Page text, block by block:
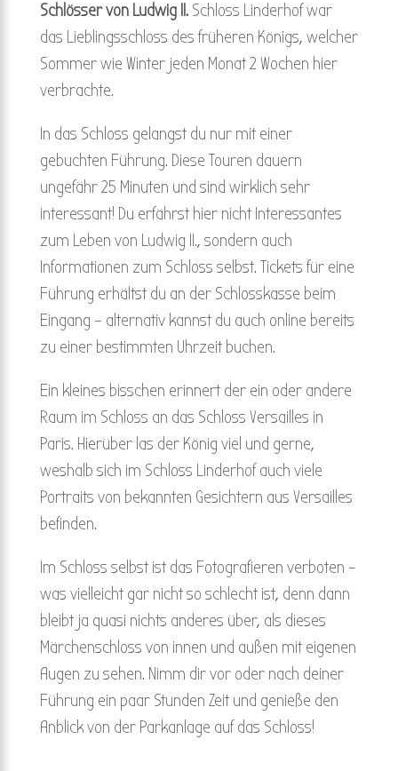
Schlösser von Ludwig II.Schloss Linderhof war
das Lieblingsschloss des früheren Königs, welcher
Sommer wie Winter jeden Monat 2 Wochen hier
verbrachte.
In das Schloss gelangst du nur mit einer
gebuchten Führung. Diese Touren dauern
ungefähr 25 Minuten und sind wirklich sehr
interessant! Du erfährst hier nicht Interessantes
zum Leben von Ludwig II., sondern auch
Informationen zum Schloss selbst. Tickets für eine
Führung erhältst du an der Schlosskasse beim
Eingang – alternativ kannst du auch online bereits
zu einer bestimmten Uhrzeit buchen.
Ein kleines bisschen erinnert der ein oder andere
Raum im Schloss an das Schloss Versailles in
Paris. Hierüber las der König viel und gerne,
weshalb sich im Schloss Linderhof auch viele
Portraits von bekannten Gesichtern aus Versailles
befinden.
Im Schloss selbst ist das Fotografieren verboten –
was vielleicht gar nicht so schlecht ist, denn dann
bleibt ja quasi nichts anderes über, als dieses
Märchenschloss von innen und außen mit eigenen
Augen zu sehen. Nimm dir vor oder nach deiner
Führung ein paar Stunden Zeit und genieße den
Anblick von der Parkanlage auf das Schloss!